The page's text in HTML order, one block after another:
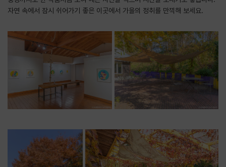
자연 속에서 잠시 쉬어가기 좋은 이곳에서 가을의 정취를 만끽해 보세요.